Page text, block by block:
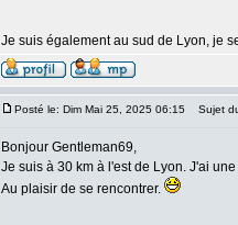
Je suis également au sud de Lyon, je
Posté le: Dim Mai 25, 2025 06:15 Sujet
Bonjour Gentleman69,
Je suis à 30 km à l'est de Lyon. J'ai une
Au plaisir de se rencontrer.